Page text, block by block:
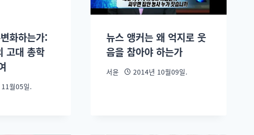
화하는가:
고대 총학
월05일.
뉴스 앵커는 왜 억지로 웃
음을 참아야 하는가
서윤 2014년 10월09일.